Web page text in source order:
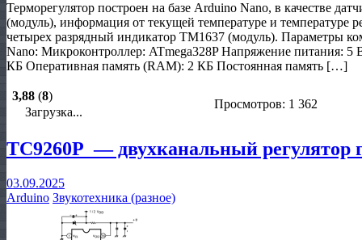
Терморегулятор построен на базе Arduino Nano, в качестве
(модуль), информация от текущей температуре и температуре
четырех разрядный индикатор TM1637 (модуль). Параметры
Nano: Микроконтроллер: ATmega328P Напряжение питания: 5
КБ Оперативная память (RAM): 2 КБ Постоянная память […]
3,88 (8)
Загрузка...
Просмотров: 1 362
TC9260P — двухканальный регулятор
03.09.2025
Arduino Звукотехника (разное)